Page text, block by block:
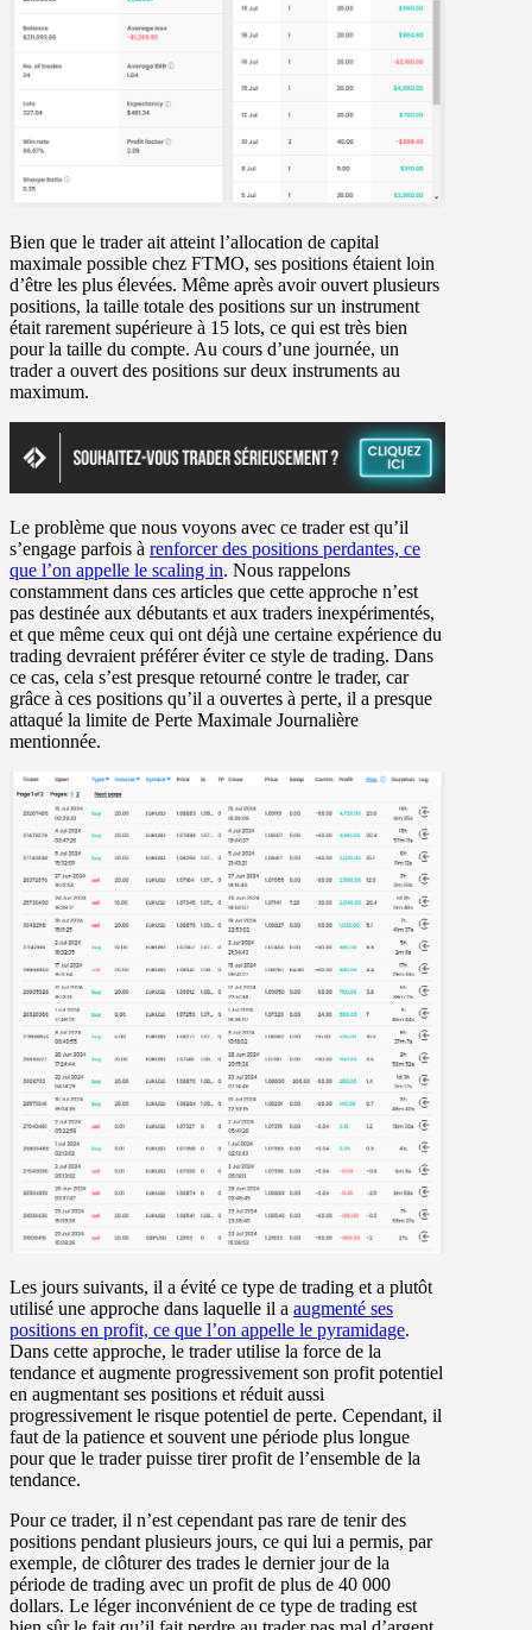
Bien que le trader ait atteint l’allocation de capital
maximale possible chez FTMO, ses positions étaient loin
d’être les plus élevées. Même après avoir ouvert plusieurs
positions, la taille totale des positions sur un instrument
était rarement supérieure à 15 lots, ce qui est très bien
pour la taille du compte. Au cours d’une journée, un
trader a ouvert des positions sur deux instruments au
maximum.
Le problème que nous voyons avec ce trader est qu’il
s’engage parfois à renforcer des positions perdantes, ce
que l’on appelle le scaling in. Nous rappelons
constamment dans ces articles que cette approche n’est
pas destinée aux débutants et aux traders inexpérimentés,
et que même ceux qui ont déjà une certaine expérience du
trading devraient préférer éviter ce style de trading. Dans
ce cas, cela s’est presque retourné contre le trader, car
grâce à ces positions qu’il a ouvertes à perte, il a presque
attaqué la limite de Perte Maximale Journalière
mentionnée.
Les jours suivants, il a évité ce type de trading et a plutôt
utilisé une approche dans laquelle il a augmenté ses
positions en profit, ce que l’on appelle le pyramidage.
Dans cette approche, le trader utilise la force de la
tendance et augmente progressivement son profit potentiel
en augmentant ses positions et réduit aussi
progressivement le risque potentiel de perte. Cependant, il
faut de la patience et souvent une période plus longue
pour que le trader puisse tirer profit de l’ensemble de la
tendance.
Pour ce trader, il n’est cependant pas rare de tenir des
positions pendant plusieurs jours, ce qui lui a permis, par
exemple, de clôturer des trades le dernier jour de la
période de trading avec un profit de plus de 40 000
dollars. Le léger inconvénient de ce type de trading est